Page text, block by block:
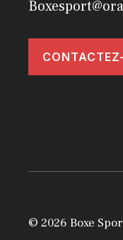
© 2026 Boxe